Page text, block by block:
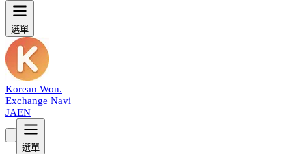
選單
Korean Won.
Exchange Navi
JAEN
選單